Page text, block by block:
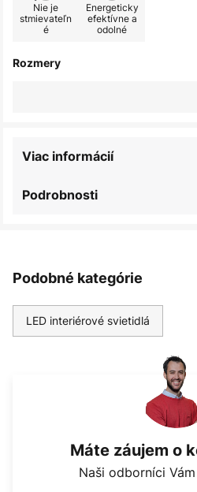
Nie je
stmievateľn
é
Energeticky
efektívne a
odolné
Rozmery
Podrobnosti
Viac informácií
Podobné kategórie
LED interiérové svietidlá
Máte záujem o
Naši odborníci